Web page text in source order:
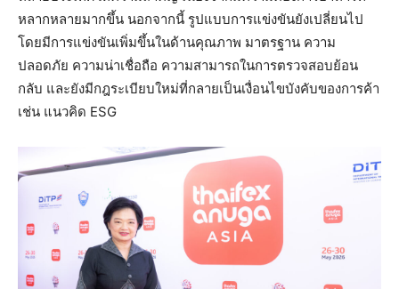
หลากหลายมากขึ้น นอกจากนี้ รูปแบบการแข่งขันยังเปลี่ยนไป
โดยมีการแข่งขันเพิ่มขึ้นในด้านคุณภาพ มาตรฐาน ความ
ปลอดภัย ความน่าเชื่อถือ ความสามารถในการตรวจสอบย้อน
กลับ และยังมีกฎระเบียบใหม่ที่กลายเป็นเงื่อนไขบังคับของการค้า
เช่น แนวคิด ESG